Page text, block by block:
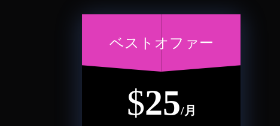
ベストオファー
$25/月